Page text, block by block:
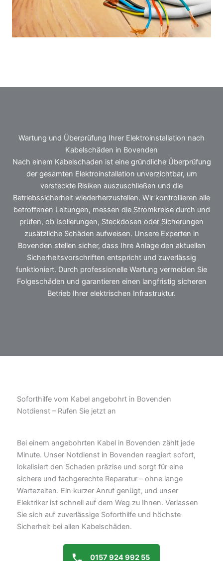
Wartung und Überprüfung Ihrer Elektroinstallation nach
Kabelschäden in Bovenden
Nach einem Kabelschaden ist eine gründliche Überprüfung
der gesamten Elektroinstallation unverzichtbar, um
versteckte Risiken auszuschließen und die
Betriebssicherheit wiederherzustellen. Wir kontrollieren alle
betroffenen Leitungen, messen die Stromkreise durch und
prüfen, ob Isolierungen, Steckdosen oder Sicherungen
zusätzliche Schäden aufweisen. Unsere Experten in
Bovenden stellen sicher, dass Ihre Anlage den aktuellen
Sicherheitsvorschriften entspricht und zuverlässig
funktioniert. Durch professionelle Wartung vermeiden Sie
Folgeschäden und garantieren einen langfristig sicheren
Betrieb Ihrer elektrischen Infrastruktur.
Soforthilfe vom Kabel angebohrt in Bovenden
Notdienst – Rufen Sie jetzt an
Bei einem angebohrten Kabel in Bovenden zählt jede
Minute. Unser Notdienst in Bovenden reagiert sofort,
lokalisiert den Schaden präzise und sorgt für eine
sichere und fachgerechte Reparatur – ohne lange
Wartezeiten. Ein kurzer Anruf genügt, und unser
Elektriker ist schnell auf dem Weg zu Ihnen. Verlassen
Sie sich auf zuverlässige Soforthilfe und höchste
Sicherheit bei allen Kabelschäden.
0157 924 992 55